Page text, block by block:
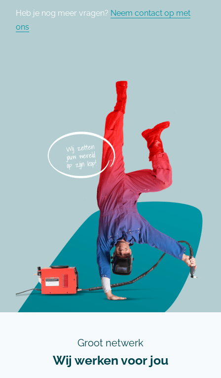
Heb je nog meer vragen? Neem contact op met
ons.
Groot netwerk
Wij werken voor jou